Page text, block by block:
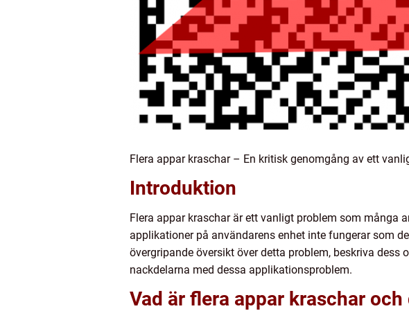
Flera appar kraschar – En kritisk genomgång av ett
Introduktion
Flera appar kraschar är ett vanligt problem som många
applikationer på användarens enhet inte fungerar som
övergripande översikt över detta problem, beskriva dess
nackdelarna med dessa applikationsproblem.
Vad är flera appar kraschar